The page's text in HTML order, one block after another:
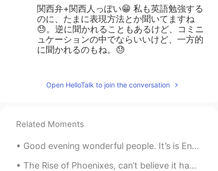
関西弁+関西人っぽい😁 私も英語勉強する
のに、たまに表現方法とか聞いてますね
😓。逆に聞かれることもあるけど、コミニ
ュケーションの中でならいいけど、一方的
に聞かれるのもね。😓
EN
るボランティア精神溢れる相手に頼むべき
ですね。 僕はそんな失礼な人と個別チャッ
Ataru 2020.04.19 02:42
Open HelloTalk to join the conversation
Related Moments
Good evening wonderful people. It’s is English practice time soon! Send me a message if you wan...
The Rise of Phoenixes, can’t believe it had me intrigue for 70 episodes 🤦‍♂️. This series was rea...